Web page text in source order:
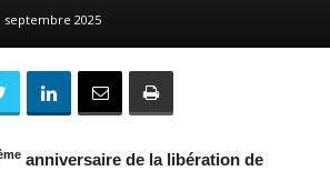
septembre 2025
anniversaire de la libération de